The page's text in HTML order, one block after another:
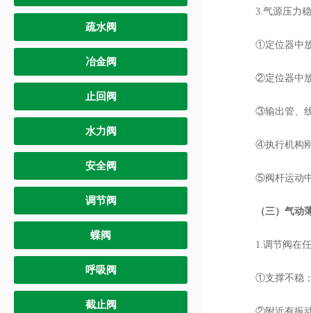
疏水阀
冶金阀
止回阀
水力阀
安全阀
调节阀
蝶阀
呼吸阀
截止阀
3.气源压力稳
①定位器中放
②定位器中放
③输出管、线
④执行机构刚
⑤阀杆运动中
（三）气动
1.调节阀在任
①支撑不稳